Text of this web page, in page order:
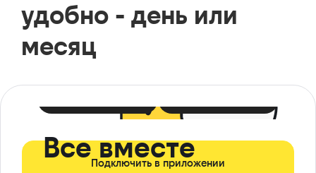
удобно - день или
месяц
Все вместе
Подключить в приложении